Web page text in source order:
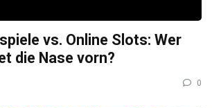
vs. Online Slots: Wer
die Nase vorn?
0